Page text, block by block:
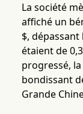
La société
affiché un
$,
étaient de
progressé,
bondissant
Grande